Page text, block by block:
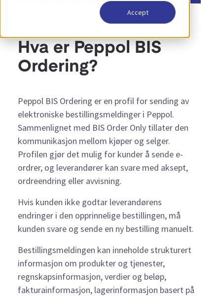
Accept
Hva er Peppol BIS
Ordering?
Peppol BIS Ordering er en profil for sending av
elektroniske bestillingsmeldinger i Peppol.
Sammenlignet med BIS Order Only tillater den
kommunikasjon mellom kjøper og selger.
Profilen gjør det mulig for kunder å sende e-
ordrer, og leverandører kan svare med aksept,
ordreendring eller avvisning.
Hvis kunden ikke godtar leverandørens
endringer i den opprinnelige bestillingen, må
kunden svare og sende en ny bestilling manuelt.
Bestillingsmeldingen kan inneholde strukturert
informasjon om produkter og tjenester,
regnskapsinformasjon, verdier og beløp,
fakturainformasjon, lagerinformasjon basert på